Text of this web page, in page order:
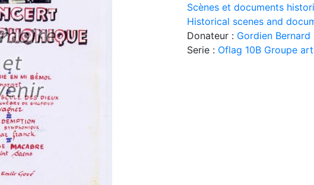
Scènes et documents
Historical scenes and
Donateur : Gordien Bernard
Serie : Oflag 10B Groupe